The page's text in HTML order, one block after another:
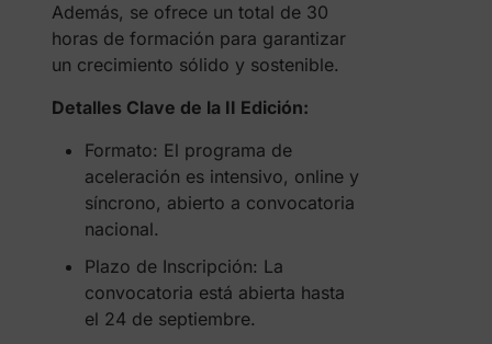
Además, se ofrece un total de 30
horas de formación para garantizar
un crecimiento sólido y sostenible.
Detalles Clave de la II Edición:
Formato: El programa de
aceleración es intensivo, online y
síncrono, abierto a convocatoria
nacional.
Plazo de Inscripción: La
convocatoria está abierta hasta
el 24 de septiembre.